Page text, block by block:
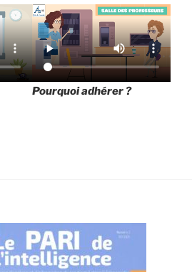
Pourquoi adhérer ?